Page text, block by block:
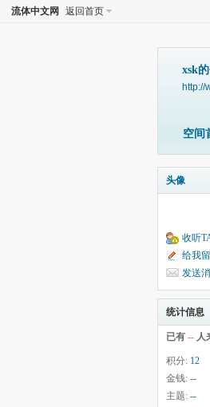
流体中文网 返回首页
xsk
http://
空间
头像
收听
给我
发送
统计信息
已有 -- 人
积分: 12
金钱: --
主题: --